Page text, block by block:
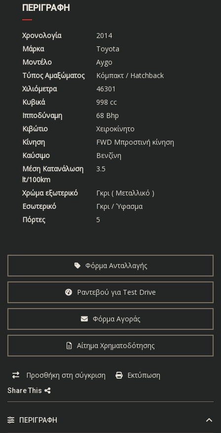
ΠΕΡΙΓΡΑΦΗ
Χρονολογία
2014
Μάρκα
Toyota
Μοντέλο
Aygo
Τύπος Αμαξώματος
Κόμπακτ / Hatchback
Χιλιόμετρα
46301
Κυβικά
998 cc
Ιπποδύναμη
68 Bhp
Κιβώτιο
Χειροκίνητο
Κίνηση
FWD Μπροστινή κίνηση
Καύσιμο
Βενζίνη
Μέση Κατανάλωση
lt/100km
3.5
Χρώμα εξωτερικό
Γκρι ( Μεταλλικό )
Εσωτερικό
Γκρι / Ύφασμα
Πόρτες
5
Φόρμα Ανταλλαγής
Ραντεβού για Test Drive
Φόρμα Αγοράς
Αίτημα Χρηματοδότησης
Προσθήκη στη σύγκριση Εκτύπωση
Share This
ΠΕΡΙΓΡΑΦΉ